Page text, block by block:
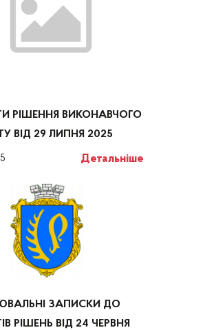
РІШЕННЯ ВИКОНАВЧОГО
ВІД 29 ЛИПНЯ 2025
Детальніше
ЗАПИСКИ ДО
РІШЕНЬ ВІД 24 ЧЕРВНЯ